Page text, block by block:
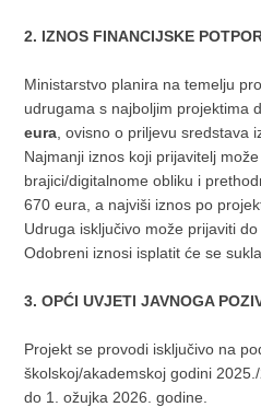
2. IZNOS FINANCIJSKE
Ministarstvo planira na temelju
udrugama s najboljim projektima
eura , ovisno o priljevu sredstava
Najmanji iznos koji prijavitelj
brajici/digitalnome obliku i
670 eura, a najviši iznos po
Udruga isključivo može prijaviti
Odobreni iznosi isplatit će se
3. OPĆI UVJETI JAVNOGA
Projekt se provodi isključivo na
školskoj/akademskoj godini
do 1. ožujka 2026. godine.